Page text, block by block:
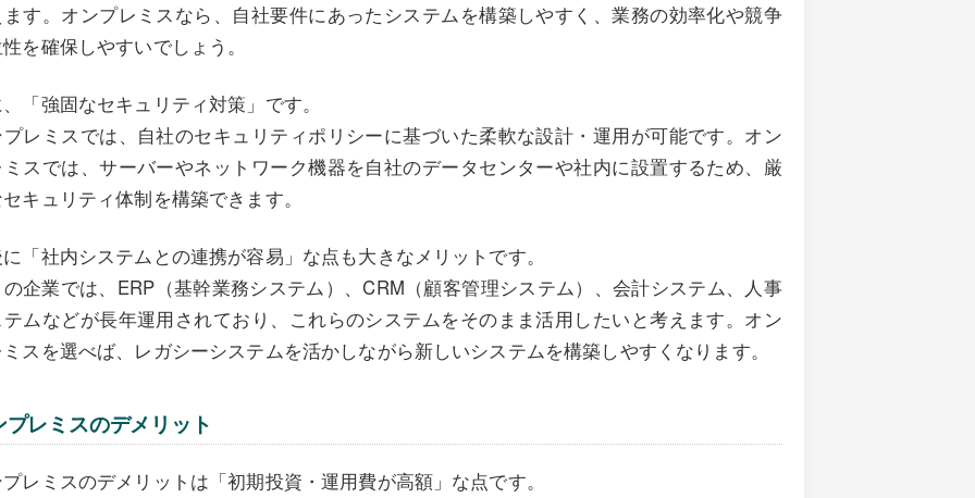
ます。オンプレミスなら、自社要件にあったシステムを構築しやすく、業務の効率化や競争
を確保しやすいでしょう。
「強固なセキュリティ対策」です。
プレミスでは、自社のセキュリティポリシーに基づいた柔軟な設計・運用が可能です。オン
ミスでは、サーバーやネットワーク機器を自社のデータセンターや社内に設置するため、厳
キュリティ体制を構築できます。
「社内システムとの連携が容易」な点も大きなメリットです。
企業では、ERP（基幹業務システム）、CRM（顧客管理システム）、会計システム、人事
テムなどが長年運用されており、これらのシステムをそのまま活用したいと考えます。オン
スを選べば、レガシーシステムを活かしながら新しいシステムを構築しやすくなります。
プレミスのデメリット
レミスのデメリットは「初期投資・運用費が高額」な点です。